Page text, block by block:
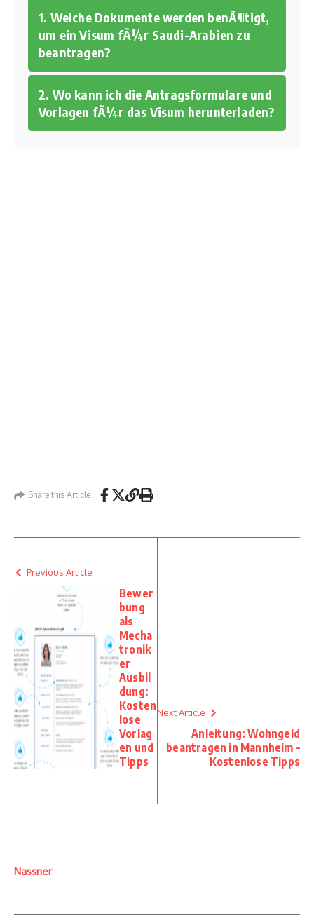
1. Welche Dokumente werden benÃ¶tigt,
um ein Visum fÃ¼r Saudi-Arabien zu
beantragen?
2. Wo kann ich die Antragsformulare und
Vorlagen fÃ¼r das Visum herunterladen?
Share this Article
Previous Article
Bewer
bung
als
Mecha
tronik
er
Ausbil
dung:
Kosten
lose
Vorlag
en und
Tipps
Next Article
Anleitung: Wohngeld
beantragen in Mannheim –
Kostenlose Tipps
Nassner